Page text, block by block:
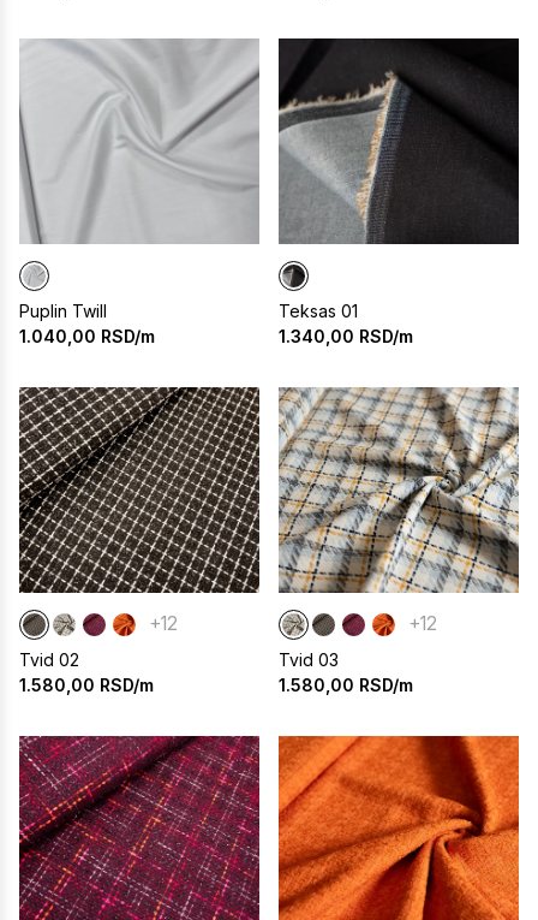
Puplin Twill
1.040,00 RSD/m
Teksas 01
1.340,00 RSD/m
+12
Tvid 02
1.580,00 RSD/m
+12
Tvid 03
1.580,00 RSD/m